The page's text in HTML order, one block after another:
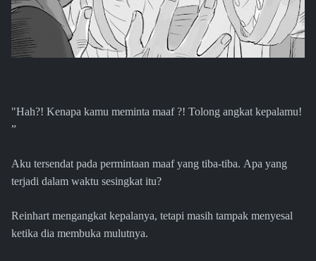
"Hah?! Kenapa kamu meminta maaf ?! Tolong angkat kepalamu!
”
Aku tersendat pada permintaan maaf yang tiba-tiba. Apa yang
terjadi dalam waktu sesingkat itu?
Reinhart mengangkat kepalanya, tetapi masih tampak menyesal
ketika dia membuka mulutnya.